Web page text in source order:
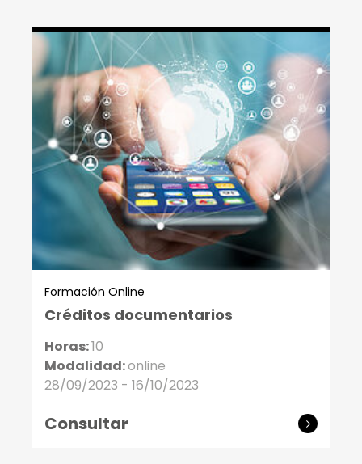
Formación Online
Créditos documentarios
Horas:10
Modalidad:online
28/09/2023 - 16/10/2023
Consultar